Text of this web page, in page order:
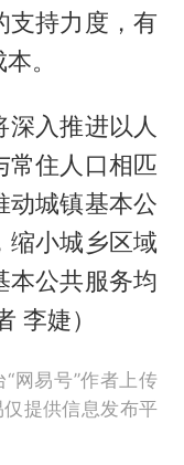
支持力度，有
。
深入推进以人
常住人口相匹
动城镇基本公
缩小城乡区域
本公共服务均
李婕）
网易号”作者上传
提供信息发布平